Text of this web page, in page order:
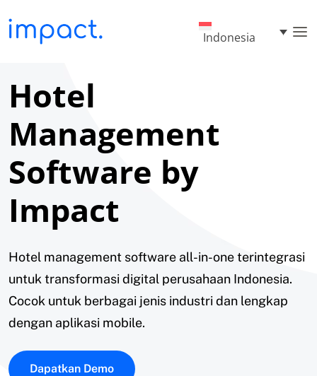
Indonesia
Hotel
Management
Software by
Impact
Hotel management software all-in-one terintegrasi
untuk transformasi digital perusahaan Indonesia.
Cocok untuk berbagai jenis industri dan lengkap
dengan aplikasi mobile.
Dapatkan Demo